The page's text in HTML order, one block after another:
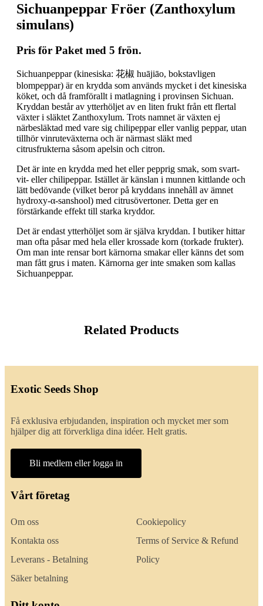
Sichuanpeppar Fröer (Zanthoxylum
simulans)
Pris för Paket med 5 frön.
Sichuanpeppar (kinesiska: 花椒 huājiāo, bokstavligen
blompeppar) är en krydda som används mycket i det kinesiska
köket, och då framförallt i matlagning i provinsen Sichuan.
Kryddan består av ytterhöljet av en liten frukt från ett flertal
växter i släktet Zanthoxylum. Trots namnet är växten ej
närbesläktad med vare sig chilipeppar eller vanlig peppar, utan
tillhör vinruteväxterna och är närmast släkt med
citrusfrukterna såsom apelsin och citron.
Det är inte en krydda med het eller pepprig smak, som svart-
vit- eller chilipeppar. Istället är känslan i munnen kittlande och
lätt bedövande (vilket beror på kryddans innehåll av ämnet
hydroxy-α-sanshool) med citrusövertoner. Detta ger en
förstärkande effekt till starka kryddor.
Det är endast ytterhöljet som är själva kryddan. I butiker hittar
man ofta påsar med hela eller krossade korn (torkade frukter).
Om man inte rensar bort kärnorna smakar eller känns det som
man fått grus i maten. Kärnorna ger inte smaken som kallas
Sichuanpeppar.
Related Products
Exotic Seeds Shop
Få exklusiva erbjudanden, inspiration och mycket mer som
hjälper dig att förverkliga dina idéer. Helt gratis.
Bli medlem eller logga in
Vårt företag
Om oss
Kontakta oss
Leverans - Betalning
Säker betalning
Cookiepolicy
Terms of Service & Refund
Policy